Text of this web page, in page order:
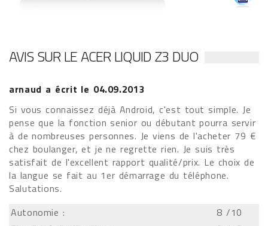
AVIS SUR LE ACER LIQUID Z3 DUO
arnaud a écrit le 04.09.2013
Si vous connaissez déjà Android, c'est tout simple. Je
pense que la fonction senior ou débutant pourra servir
à de nombreuses personnes. Je viens de l'acheter 79 €
chez boulanger, et je ne regrette rien. Je suis très
satisfait de l'excellent rapport qualité/prix. Le choix de
la langue se fait au 1er démarrage du téléphone.
Salutations.
Autonomie :
8 /10